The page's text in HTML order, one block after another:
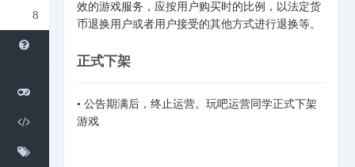
效的游戏服务，应按用户购买时的比例，以法定货
币退换用户或者用户接受的其他方式进行退换等。
正式下架
• 公告期满后，终止运营。玩吧运营同学正式下架
游戏